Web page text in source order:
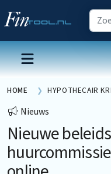
HOME HYPOTHECAIR
Nieuws
Nieuwe